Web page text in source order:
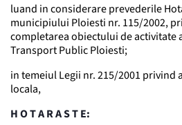
luand in considerare prevederile
municipiului Ploiesti nr. 115/2002,
completarea obiectului de activitate
Transport Public Ploiesti;
in temeiul Legii nr. 215/2001
locala,
H O T A R A S T E: